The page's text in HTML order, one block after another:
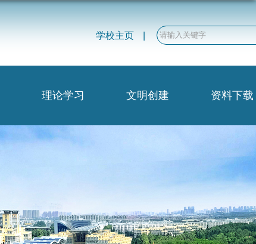
学校主页
理论学习 文明创建 资料下载